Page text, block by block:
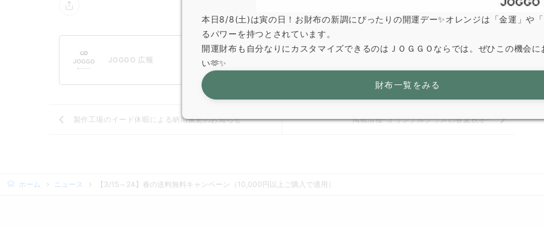
JOGGO 広報
製作工場のイード休暇による納期変更のお知らせ 掲載情報-オリジナルグッズの春夏秋冬-
ホーム ニュース 【3/15～24】春の送料無料キャンペーン（10,000円以上ご購入で適用）
本日8/8(土)は寅の日！お財布の新調にぴったりの開運デー✨オレンジは「金運」や
るパワーを持つとされています。
開運財布も自分なりにカスタマイズできるのはＪＯＧＧＯならでは。ぜひこの機会
い🫶✨
財布一覧をみる